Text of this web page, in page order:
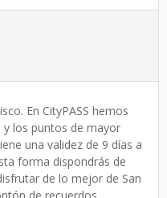
En CityPASS hemos
y los puntos de mayor
una validez de 9 días a
forma dispondrás de
de lo mejor de San
de recuerdos